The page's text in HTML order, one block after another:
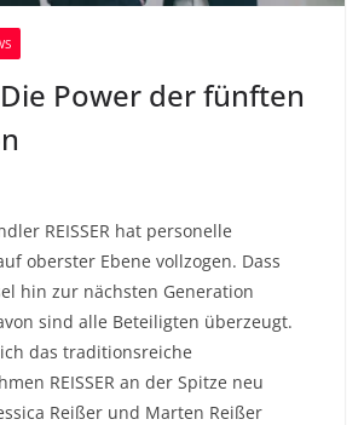
Die Power der fünften
REISSER hat personelle
oberster Ebene vollzogen. Dass
hin zur nächsten Generation
sind alle Beteiligten überzeugt.
das traditionsreiche
REISSER an der Spitze neu
Reißer und Marten Reißer